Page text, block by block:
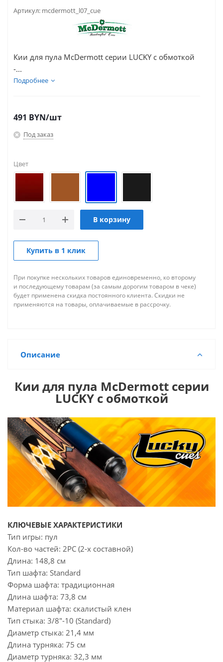
Артикул: mcdermott_l07_cue
Кии для пула McDermott серии LUCKY с обмоткой
-...
Подробнее
491 BYN/шт
Под заказ
Цвет
В корзину
Купить в 1 клик
При покупке нескольких товаров единовременно, ко второму
и последующему товарам (за самым дорогим товаром в чеке)
будет применена скидка постоянного клиента. Скидки не
применяются на товары, оплачиваемые в рассрочку.
Описание
Кии для пула McDermott серии
LUCKY с обмоткой
КЛЮЧЕВЫЕ ХАРАКТЕРИСТИКИ
Тип игры: пул
Кол-во частей: 2РС (2-х составной)
Длина: 148,8 см
Тип шафта: Standard
Форма шафта: традиционная
Длина шафта: 73,8 см
Материал шафта: скалистый клен
Тип стыка: 3/8"-10 (Standard)
Диаметр стыка: 21,4 мм
Длина турняка: 75 см
Диаметр турняка: 32,3 мм